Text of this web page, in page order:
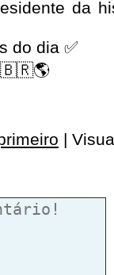
da
do dia ✅
🇧🇷🌎
|